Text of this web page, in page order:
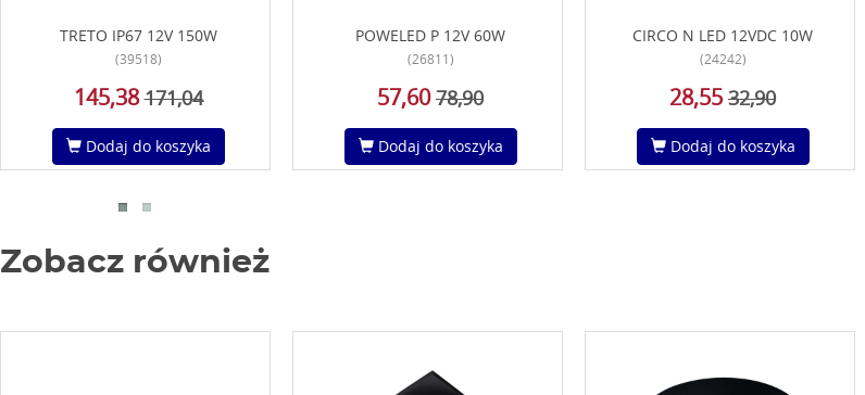
TRETO IP67 12V 150W
(39518)
145,38 171,04
Dodaj do koszyka
POWELED P 12V 60W
(26811)
57,60 78,90
Dodaj do koszyka
CIRCO N LED 12VDC 10W
(24242)
28,55 32,90
Dodaj do koszyka
Zobacz również